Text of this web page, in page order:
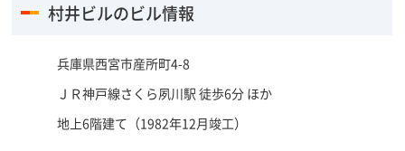
村井ビルのビル情報
兵庫県西宮市産所町4-8
ＪＲ神戸線さくら夙川駅 徒歩6分 ほか
地上6階建て（1982年12月竣工）